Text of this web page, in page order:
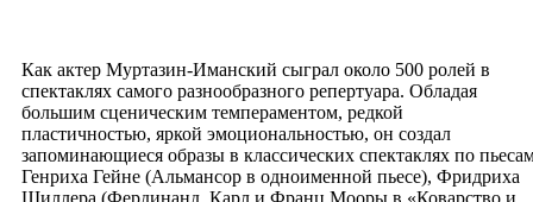
Как актер Муртазин-Иманский сыграл около 500 ролей в
спектаклях самого разнообразного репертуара. Обладая
большим сценическим темпераментом, редкой
пластичностью, яркой эмоциональностью, он создал
запоминающиеся образы в классических спектаклях по
Генриха Гейне (Альмансор в одноименной пьесе), Фридриха
Шиллера (Фердинанд, Карл и Франц Мооры в «Коварство и